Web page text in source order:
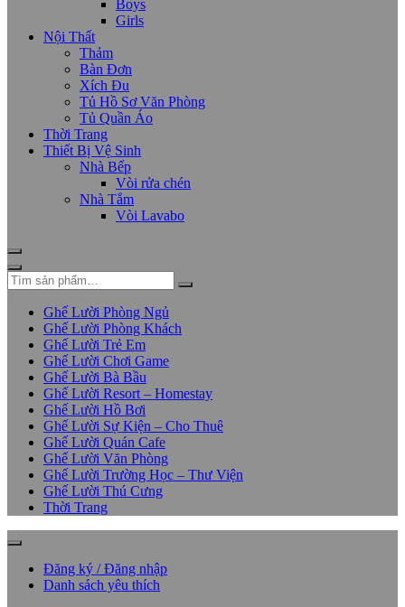
Boys
Girls
Nội Thất
Thảm
Bàn Đơn
Xích Đu
Tủ Hồ Sơ Văn Phòng
Tủ Quần Áo
Thời Trang
Thiết Bị Vệ Sinh
Nhà Bếp
Vòi rửa chén
Nhà Tắm
Vòi Lavabo
Ghế Lười Phòng Ngủ
Ghế Lười Phòng Khách
Ghế Lười Trẻ Em
Ghế Lười Chơi Game
Ghế Lười Bà Bầu
Ghế Lười Resort – Homestay
Ghế Lười Hồ Bơi
Ghế Lười Sự Kiện – Cho Thuê
Ghế Lười Quán Cafe
Ghế Lười Văn Phòng
Ghế Lười Trường Học – Thư Viện
Ghế Lười Thú Cưng
Thời Trang
Đăng ký / Đăng nhập
Danh sách yêu thích